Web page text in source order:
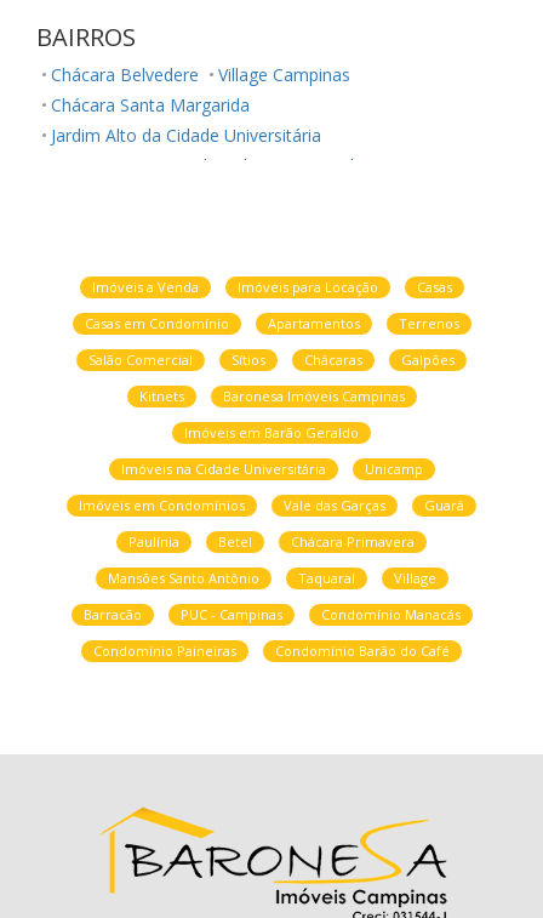
BAIRROS
Chácara Belvedere
Village Campinas
Chácara Santa Margarida
Jardim Alto da Cidade Universitária
Loteamento Caminhos de São Conrado (Sousas)
Imóveis a Venda Imóveis para Locação
Casas
Casas em Condomínio
Apartamentos
Terrenos
Salão Comercial
Sítios Chácaras
Galpões
Kitnets
Baronesa Imóveis Campinas
Imóveis em Barão Geraldo
Imóveis na Cidade Universitária
Unicamp
Imóveis em Condomínios
Vale das Garças
Guará
Paulínia
Betel
Chácara Primavera
Mansões Santo Antônio
Taquaral
Village
Barracão
PUC - Campinas
Condomínio Manacás
Condomínio Paineiras
Condomínio Barão do Café